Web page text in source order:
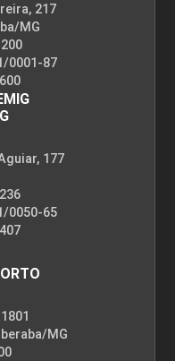
SOLO E ÁGUA
217
MG
0001-87
177
0050-65
MG